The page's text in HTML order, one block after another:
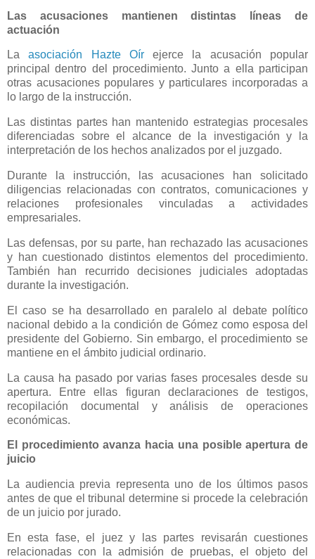
Las acusaciones mantienen distintas líneas de
actuación
Laasociación Hazte Oírejerce la acusación popular
principal dentro del procedimiento. Junto a ella participan
otras acusaciones populares y particulares incorporadas a
lo largo de la instrucción.
Las distintas partes han mantenido estrategias procesales
diferenciadas sobre el alcance de la investigación y la
interpretación de los hechos analizados por el juzgado.
Durante la instrucción, las acusaciones han solicitado
diligencias relacionadas con contratos, comunicaciones y
relaciones profesionales vinculadas a actividades
empresariales.
Las defensas, por su parte, han rechazado las acusaciones
y han cuestionado distintos elementos del procedimiento.
También han recurrido decisiones judiciales adoptadas
durante la investigación.
El caso se ha desarrollado en paralelo al debate político
nacional debido a la condición de Gómez como esposa del
presidente del Gobierno. Sin embargo, el procedimiento se
mantiene en el ámbito judicial ordinario.
La causa ha pasado por varias fases procesales desde su
apertura. Entre ellas figuran declaraciones de testigos,
recopilación documental y análisis de operaciones
económicas.
El procedimiento avanza hacia una posible apertura de
juicio
La audiencia previa representa uno de los últimos pasos
antes de que el tribunal determine si procede la celebración
de un juicio por jurado.
En esta fase, el juez y las partes revisarán cuestiones
relacionadas con la admisión de pruebas, el objeto del